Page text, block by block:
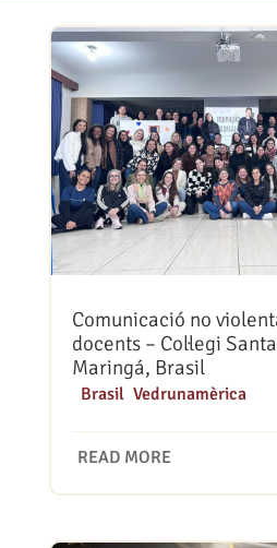
Comunicació no
docents – Col·legi
Maringá, Brasil
Brasil, Vedrunamèrica
READ MORE